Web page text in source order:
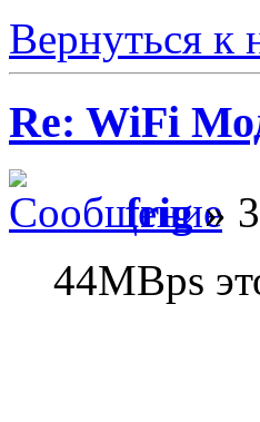
Вернуться к
Re: WiFi
frig»
44MBps